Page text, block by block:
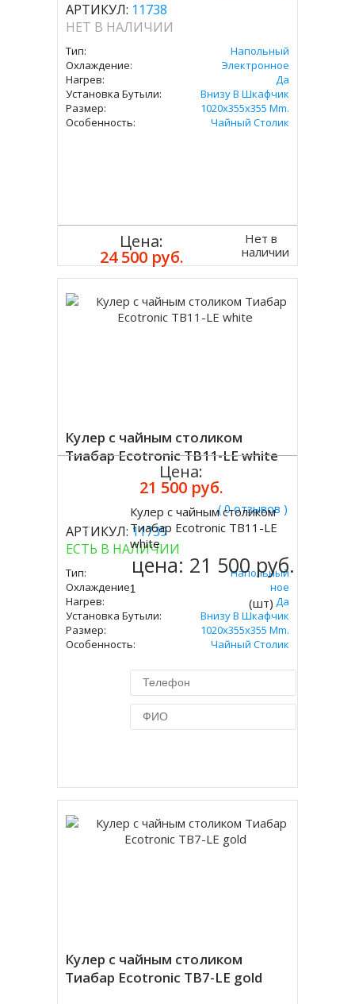
АРТИКУЛ: 11738
НЕТ В НАЛИЧИИ
Тип:
Напольный
Охлаждение:
Электронное
Нагрев:
Да
Установка Бутыли:
Внизу В Шкафчик
Размер:
1020x355x355 Mm.
Особенность:
Чайный Столик
Цена:
24 500 руб.
Нет в
наличии
Кулер с чайным столиком
Тиабар Ecotronic TB11-LE white
( 0 отзывов )
АРТИКУЛ: 11739
ЕСТЬ В НАЛИЧИИ
Тип:
Напольный
Охлаждение:
Электронное
Нагрев:
Да
Установка Бутыли:
Внизу В Шкафчик
Размер:
1020x355x355 Mm.
Особенность:
Чайный Столик
Цена:
21 500 руб.
Кулер с чайным столиком
Тиабар Ecotronic TB11-LE
white
цена: 21 500 руб.
(шт)
Кулер с чайным столиком
Тиабар Ecotronic TB7-LE gold